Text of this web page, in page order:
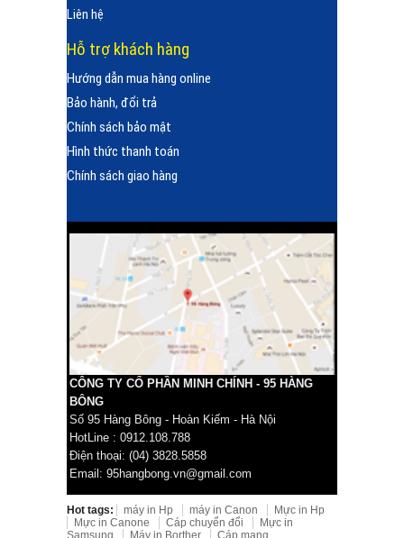
Liên hệ
Hỗ trợ khách hàng
Hướng dẫn mua hàng online
Bảo hành, đổi trả
Chính sách bảo mật
Hình thức thanh toán
Chính sách giao hàng
CÔNG TY CỔ PHẦN MINH CHÍNH - 95 HÀNG
BÔNG
Số 95 Hàng Bông - Hoàn Kiếm - Hà Nội
HotLine : 0912.108.788
Điện thoại: (04) 3828.5858
Email: 95hangbong.vn@gmail.com
Hot tags: máy in Hp máy in Canon
Mực in Hp
Mực in Canone
Cáp chuyển đổi
Mực in
Samsung
Máy in Borther Cáp mạng